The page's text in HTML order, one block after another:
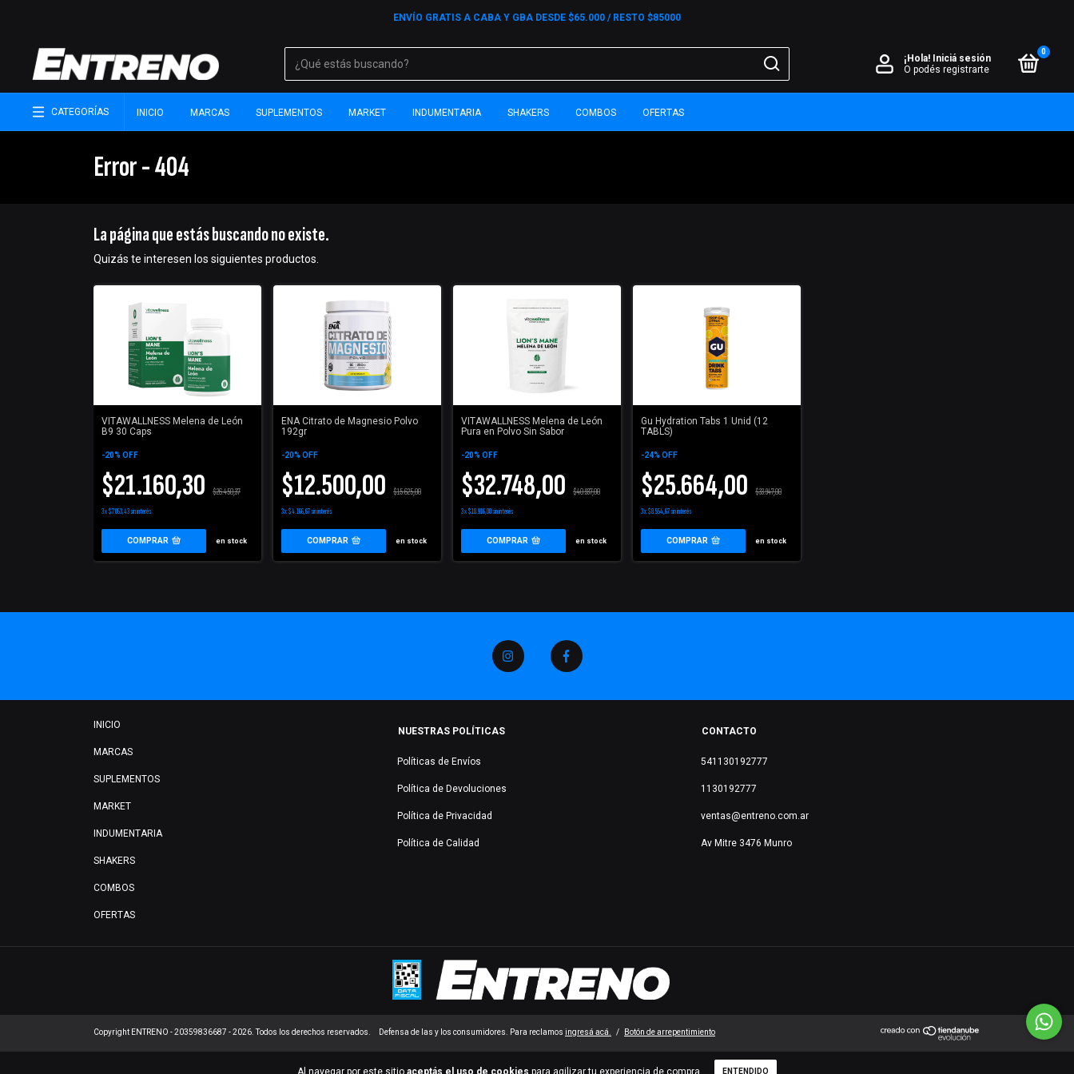
ENVÍO GRATIS A CABA Y GBA DESDE $65.000 / RESTO $85000
¡Hola! Iniciá sesión
O podés registrarte
0
CATEGORÍAS INICIO MARCAS SUPLEMENTOS MARKET INDUMENTARIA SHAKERS COMBOS OFERTAS
Al navegar por este sitio aceptás el uso de cookies para agilizar tu experiencia de compra. ENTENDIDO
Error - 404
La página que estás buscando no existe.
Quizás te interesen los siguientes productos.
VITAWALLNESS Melena de León
B9 30 Caps
-20% OFF
$21.160,30 $26.450,37
3x$7.053,43sin interés
COMPRAR en stock
ENA Citrato de Magnesio Polvo
192gr
-20% OFF
$12.500,00 $15.625,00
3x$4.166,67sin interés
COMPRAR en stock
VITAWALLNESS Melena de León
Pura en Polvo Sin Sabor
-20% OFF
$32.748,00 $40.937,00
3x$10.916,00sin interés
COMPRAR en stock
Gu Hydration Tabs 1 Unid (12
TABLS)
-24% OFF
$25.664,00 $33.947,00
3x$8.554,67sin interés
COMPRAR en stock
INICIO
MARCAS
SUPLEMENTOS
MARKET
INDUMENTARIA
SHAKERS
COMBOS
OFERTAS
NUESTRAS POLÍTICAS
Políticas de Envíos
Política de Devoluciones
Política de Privacidad
Política de Calidad
CONTACTO
541130192777
1130192777
ventas@entreno.com.ar
Av Mitre 3476 Munro
Copyright ENTRENO - 20359836687 - 2026. Todos los derechos reservados. Defensa de las y los consumidores. Para reclamos ingresá acá. / Botón de arrepentimiento